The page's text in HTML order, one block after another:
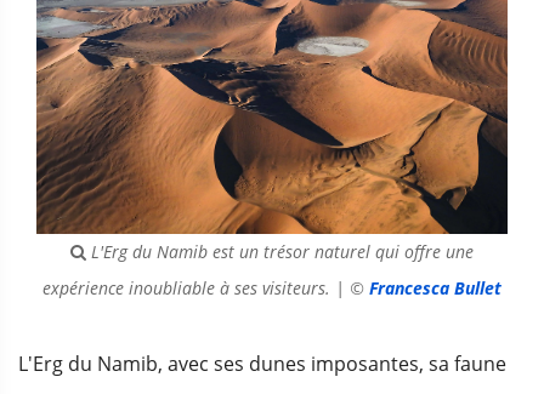
L'Erg du Namib est un trésor naturel qui offre une
expérience inoubliable à ses visiteurs. | © Francesca Bullet
L'Erg du Namib, avec ses dunes imposantes, sa faune